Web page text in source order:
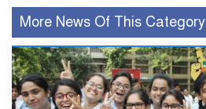
More News Of This Category